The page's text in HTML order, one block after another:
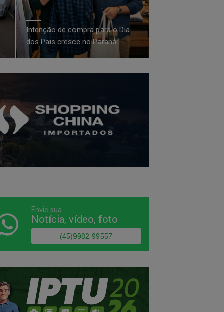
Intenção de compra para o Dia
dos Pais cresce no Paraná
Envie sua
Notícia, vídeo, foto
(45)9982-99557